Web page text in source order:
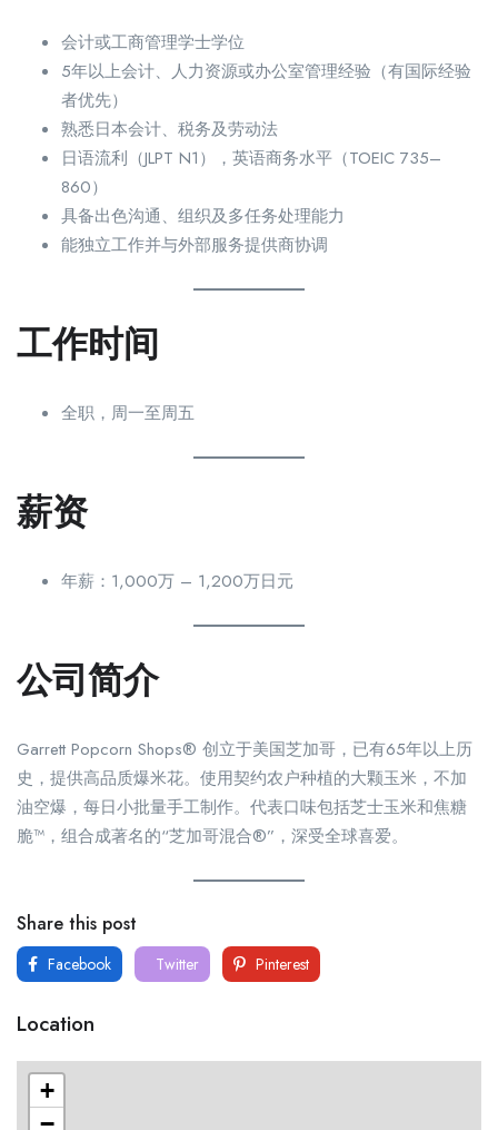
会计或工商管理学士学位
5年以上会计、人力资源或办公室管理经验（有国际经验
者优先）
熟悉日本会计、税务及劳动法
日语流利（JLPT N1），英语商务水平（TOEIC 735–
860）
具备出色沟通、组织及多任务处理能力
能独立工作并与外部服务提供商协调
工作时间
全职，周一至周五
薪资
年薪：1,000万 – 1,200万日元
公司简介
Garrett Popcorn Shops® 创立于美国芝加哥，已有65年以上历
史，提供高品质爆米花。使用契约农户种植的大颗玉米，不加
油空爆，每日小批量手工制作。代表口味包括芝士玉米和焦糖
脆™，组合成著名的“芝加哥混合®”，深受全球喜爱。
Share this post
Facebook Twitter Pinterest
Location
+
−